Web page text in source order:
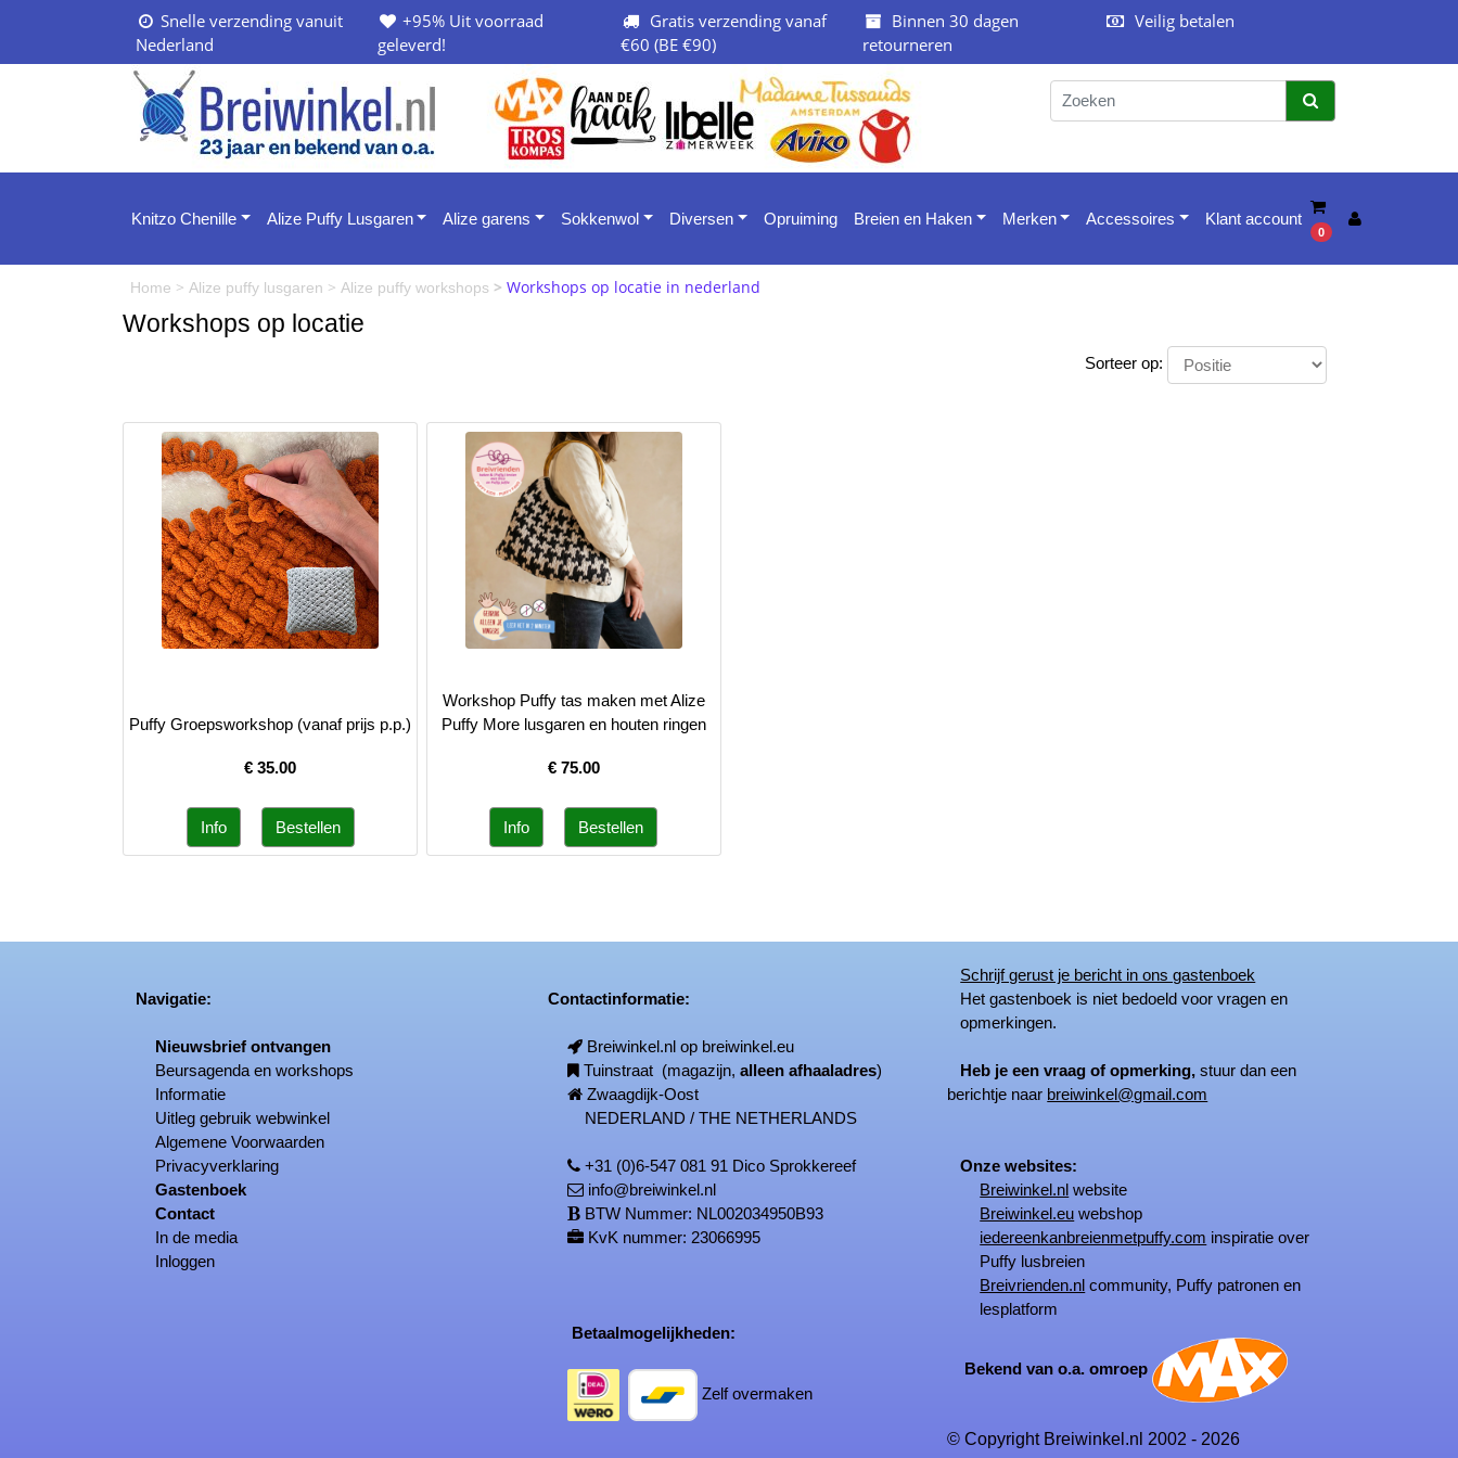
Snelle verzending vanuit
Nederland
+95% Uit voorraad
geleverd!
Gratis verzending vanaf
€60 (BE €90)
Binnen 30 dagen
retourneren
Veilig betalen
Knitzo Chenille Alize Puffy Lusgaren Alize garens Sokkenwol Diversen Opruiming Breien en Haken Merken Accessoires Klant account
0
Home > Alize puffy lusgaren > Alize puffy workshops > Workshops op locatie in nederland
Workshops op locatie
Sorteer op:
Puffy Groepsworkshop (vanaf prijs p.p.)
€35.00
Workshop Puffy tas maken met Alize
Puffy More lusgaren en houten ringen
€ 75.00
Navigatie:
Nieuwsbrief ontvangen
Beursagenda en workshops
Informatie
Uitleg gebruik webwinkel
Algemene Voorwaarden
Privacyverklaring
Gastenboek
Contact
In de media
Inloggen
Contactinformatie:
Breiwinkel.nl op breiwinkel.eu
Tuinstraat (magazijn,alleen afhaaladres)
Zwaagdijk-Oost
NEDERLAND / THE NETHERLANDS
+31 (0)6-547 081 91 Dico Sprokkereef
info@breiwinkel.nl
BTW Nummer: NL002034950B93
KvK nummer: 23066995
Betaalmogelijkheden:
Zelf overmaken
Schrijf gerust je bericht in ons gastenboek
Het gastenboek is niet bedoeld voor vragen en
opmerkingen.
Heb je een vraag of opmerking, stuur dan een
berichtje naar breiwinkel@gmail.com
Onze websites:
Breiwinkel.nl website
Breiwinkel.eu webshop
iedereenkanbreienmetpuffy.com inspiratie over
Puffy lusbreien
Breivrienden.nl community, Puffy patronen en
lesplatform
Bekend van o.a. omroep
© Copyright Breiwinkel.nl 2002 - 2026